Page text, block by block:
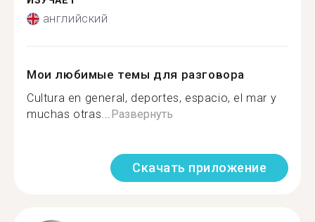
английский
Мои любимые темы для разговора
Cultura en general, deportes, espacio, el mar y
muchas otras...Развернуть
Скачать приложение